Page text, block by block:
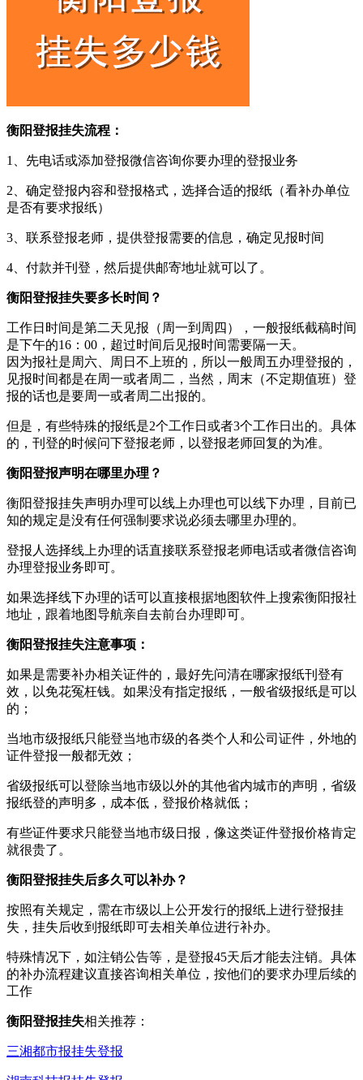
衡阳登报挂失流程：
1、先电话或添加登报微信咨询你要办理的登报业务
2、确定登报内容和登报格式，选择合适的报纸（看补办单位
是否有要求报纸）
3、联系登报老师，提供登报需要的信息，确定见报时间
4、付款并刊登，然后提供邮寄地址就可以了。
衡阳登报挂失要多长时间？
工作日时间是第二天见报（周一到周四），一般报纸截稿时间
是下午的16：00，超过时间后见报时间需要隔一天。
因为报社是周六、周日不上班的，所以一般周五办理登报的，
见报时间都是在周一或者周二，当然，周末（不定期值班）登
报的话也是要周一或者周二出报的。
但是，有些特殊的报纸是2个工作日或者3个工作日出的。具体
的，刊登的时候问下登报老师，以登报老师回复的为准。
衡阳登报声明在哪里办理？
衡阳登报挂失声明办理可以线上办理也可以线下办理，目前已
知的规定是没有任何强制要求说必须去哪里办理的。
登报人选择线上办理的话直接联系登报老师电话或者微信咨询
办理登报业务即可。
如果选择线下办理的话可以直接根据地图软件上搜索衡阳报社
地址，跟着地图导航亲自去前台办理即可。
衡阳登报挂失注意事项：
如果是需要补办相关证件的，最好先问清在哪家报纸刊登有
效，以免花冤枉钱。如果没有指定报纸，一般省级报纸是可以
的；
当地市级报纸只能登当地市级的各类个人和公司证件，外地的
证件登报一般都无效；
省级报纸可以登除当地市级以外的其他省内城市的声明，省级
报纸登的声明多，成本低，登报价格就低；
有些证件要求只能登当地市级日报，像这类证件登报价格肯定
就很贵了。
衡阳登报挂失后多久可以补办？
按照有关规定，需在市级以上公开发行的报纸上进行登报挂
失，挂失后收到报纸即可去相关单位进行补办。
特殊情况下，如注销公告等，是登报45天后才能去注销。具体
的补办流程建议直接咨询相关单位，按他们的要求办理后续的
工作
衡阳登报挂失相关推荐：
三湘都市报挂失登报